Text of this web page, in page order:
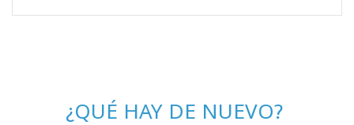
¿QUÉ HAY DE NUEVO?